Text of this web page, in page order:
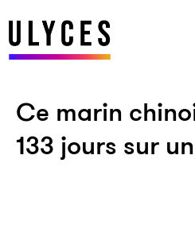
Ce marin
133 jours sur